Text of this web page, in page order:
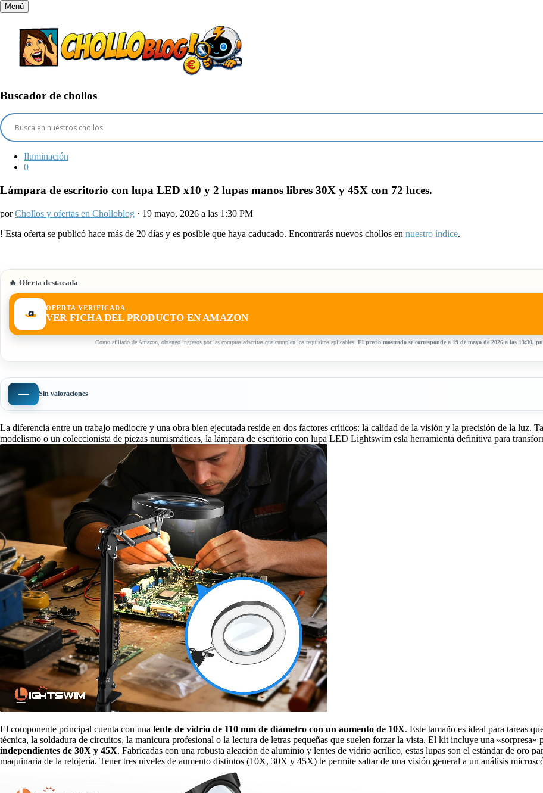
Menú
Buscador de chollos
Iluminación
0
Lámpara de escritorio con lupa LED x10 y 2 lupas manos libres 30X y 45X con 72 luces.
porChollos y ofertas en Cholloblog · 19 mayo, 2026 a las 1:30 PM
! Esta oferta se publicó hace más de 20 días y es posible que haya caducado. Encontrarás nuevos chollos en nuestro índice.
🔥 Oferta destacada
OFERTA VERIFICADA
VER FICHA DEL PRODUCTO EN AMAZON
Como afiliado de Amazon, obtengo ingresos por las compras adscritas que cumplen los requisitos aplicables. El precio mostrado se corresponde a 19 de mayo de 2026 a las 13:30,
— Sin valoraciones
La diferencia entre un trabajo mediocre y una obra bien ejecutada reside en dos factores críticos: la calidad de la visión y la precisión de la luz.
modelismo o un coleccionista de piezas numismáticas, la lámpara de escritorio con lupa LED Lightswim esla herramienta definitiva para
El componente principal cuenta con una lente de vidrio de 110 mm de diámetro con un aumento de 10X. Este tamaño es ideal para tareas
técnica, la soldadura de circuitos, la manicura profesional o la lectura de letras pequeñas que suelen forzar la vista. El kit incluye una «sorpresa»
independientes de 30X y 45X. Fabricadas con una robusta aleación de aluminio y lentes de vidrio acrílico, estas lupas son el estándar de oro
maquinaria de la relojería. Tener tres niveles de aumento distintos (10X, 30X y 45X) te permite saltar de una visión general a un análisis